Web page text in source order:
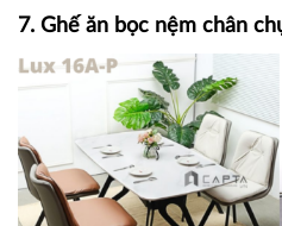
7. Ghế ăn bọc nệm chân